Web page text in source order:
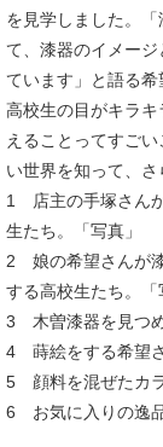
を見学しました。
て、漆器のイメー
ています」と語る
高校生の目がキラ
えることってすご
い世界を知って、さ
1 店主の手塚さん
生たち。「写真」
2 娘の希望さんが
する高校生たち。「
3 木曽漆器を見つ
4 蒔絵をする希望さ
5 顔料を混ぜたカ
6 お気に入りの逸